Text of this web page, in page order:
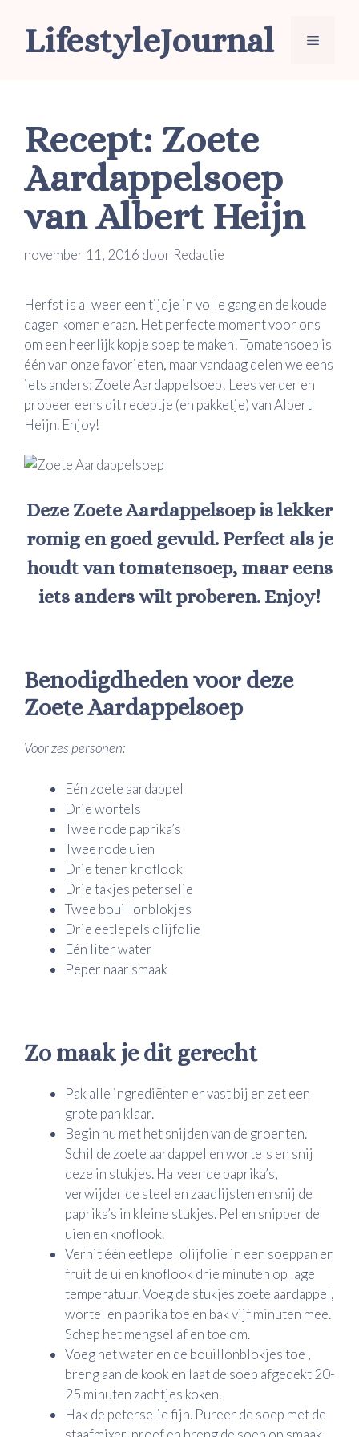
LifestyleJournal Menu
Recept: Zoete
Aardappelsoep
van Albert Heijn
november 11, 2016 door Redactie
Herfst is al weer een tijdje in volle gang en de koude
dagen komen eraan. Het perfecte moment voor ons
om een heerlijk kopje soep te maken! Tomatensoep is
één van onze favorieten, maar vandaag delen we eens
iets anders: Zoete Aardappelsoep! Lees verder en
probeer eens dit receptje (en pakketje) van Albert
Heijn. Enjoy!
Deze Zoete Aardappelsoep is lekker
romig en goed gevuld. Perfect als je
houdt van tomatensoep, maar eens
iets anders wilt proberen. Enjoy!
Benodigdheden voor deze
Zoete Aardappelsoep
Voor zes personen:
Eén zoete aardappel
Drie wortels
Twee rode paprika’s
Twee rode uien
Drie tenen knoflook
Drie takjes peterselie
Twee bouillonblokjes
Drie eetlepels olijfolie
Eén liter water
Peper naar smaak
Zo maak je dit gerecht
Pak alle ingrediënten er vast bij en zet een
grote pan klaar.
Begin nu met het snijden van de groenten.
Schil de zoete aardappel en wortels en snij
deze in stukjes. Halveer de paprika’s,
verwijder de steel en zaadlijsten en snij de
paprika’s in kleine stukjes. Pel en snipper de
uien en knoflook.
Verhit één eetlepel olijfolie in een soeppan en
fruit de ui en knoflook drie minuten op lage
temperatuur. Voeg de stukjes zoete aardappel,
wortel en paprika toe en bak vijf minuten mee.
Schep het mengsel af en toe om.
Voeg het water en de bouillonblokjes toe ,
breng aan de kook en laat de soep afgedekt 20-
25 minuten zachtjes koken.
Hak de peterselie fijn. Pureer de soep met de